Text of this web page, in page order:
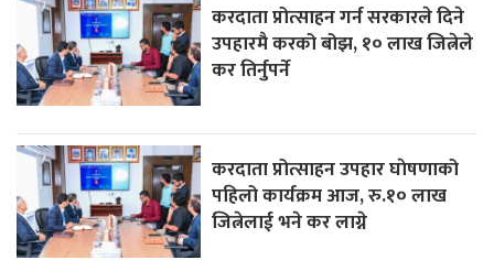
करदाता प्रोत्साहन गर्न सरकारले दिने
उपहारमै करको बोझ, १० लाख जित्नेले
कर तिर्नुपर्ने
करदाता प्रोत्साहन उपहार घाेषणाको
पहिलो कार्यक्रम आज, रु.१० लाख
जित्नेलाई भने कर लाग्ने